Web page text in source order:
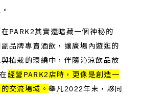
PARK2其實還暗藏一個神秘的
品牌專賣酒飲，讓廣場內遊逛的
植栽的環繞中，伴隨沁涼飲品放
經營PARK2店時，更像是創造一
交流場域。 舉凡2022年末，夥同